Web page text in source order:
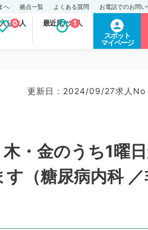
へ 拠点一覧 よくある質問 お電話でのお問
り求人
0 最近見た求人
1
スポット
マイページ
更新日 : 2024/09/27求人
・金のうち1曜
（糖尿病内科 ／